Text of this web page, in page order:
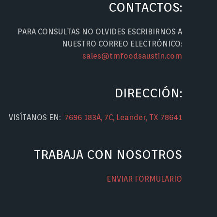
CONTACTOS:
PARA CONSULTAS NO OLVIDES ESCRIBIRNOS A
NUESTRO CORREO ELECTRÓNICO:
sales@tmfoodsaustin.com
DIRECCIÓN:
VISÍTANOS EN: 7696 183A, 7C, Leander, TX 78641
TRABAJA CON NOSOTROS
ENVIAR FORMULARIO